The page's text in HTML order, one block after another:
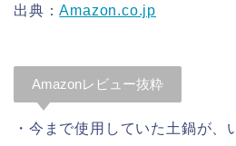
出典：Amazon.co.jp
Amazonレビュー抜粋
・今まで使用していた土鍋が、